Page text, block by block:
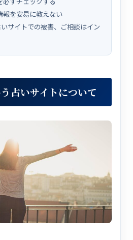
報を安易に教えない
サイトでの被害、ご相談はイン
占いサイトについて